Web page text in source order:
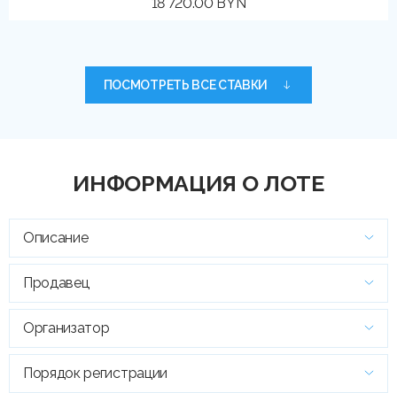
ПОСМОТРЕТЬ ВСЕ СТАВКИ
ИНФОРМАЦИЯ О ЛОТЕ
Описание
Продавец
Организатор
Порядок регистрации